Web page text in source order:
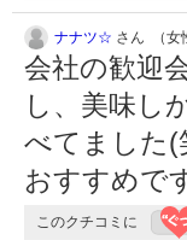
ナナツ☆ さん （女
会社の歓迎
し、美味し
べてました
おすすめで
このクチコミに